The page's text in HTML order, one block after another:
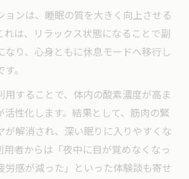
ョンは、睡眠の質を大きく向上させる
れは、リラックス状態になることで副
なり、心身ともに休息モードへ移行し
。
用することで、体内の酸素濃度が高ま
活性化します。結果として、筋肉の緊
が解消され、深い眠りに入りやすくな
用者からは「夜中に目が覚めなくなっ
労感が減った」といった体験談も寄せ